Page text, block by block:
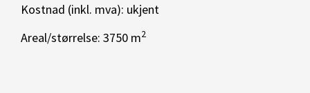
Kostnad (inkl. mva): ukjent
Areal/størrelse: 3750 m2